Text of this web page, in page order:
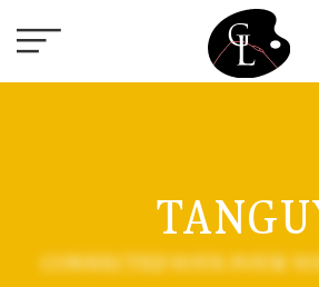
CONNECTEZ-VOUS POUR